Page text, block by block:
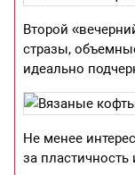
Второй
стразы,
идеально
Не менее
за